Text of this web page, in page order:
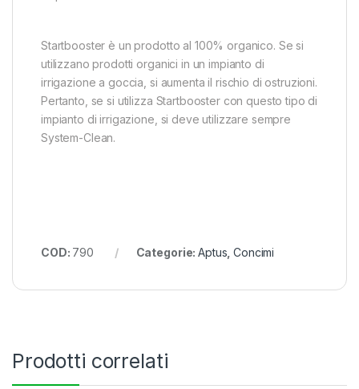
Startbooster è un prodotto al 100% organico. Se si
utilizzano prodotti organici in un impianto di
irrigazione a goccia, si aumenta il rischio di ostruzioni.
Pertanto, se si utilizza Startbooster con questo tipo di
impianto di irrigazione, si deve utilizzare sempre
System-Clean.
COD: 790 Categorie:Aptus ,Concimi
Prodotti correlati